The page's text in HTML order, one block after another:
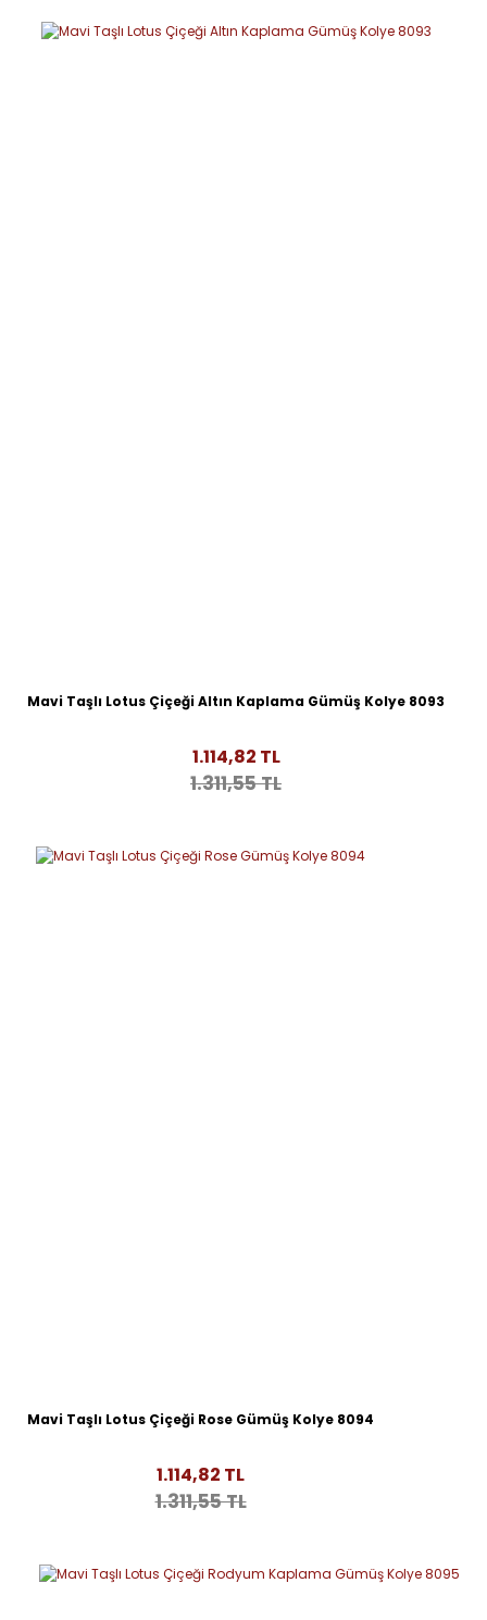
Mavi Taşlı Lotus Çiçeği Altın Kaplama Gümüş Kolye 8093
1.114,82 TL
1.311,55 TL
Mavi Taşlı Lotus Çiçeği Rose Gümüş Kolye 8094
1.114,82 TL
1.311,55 TL